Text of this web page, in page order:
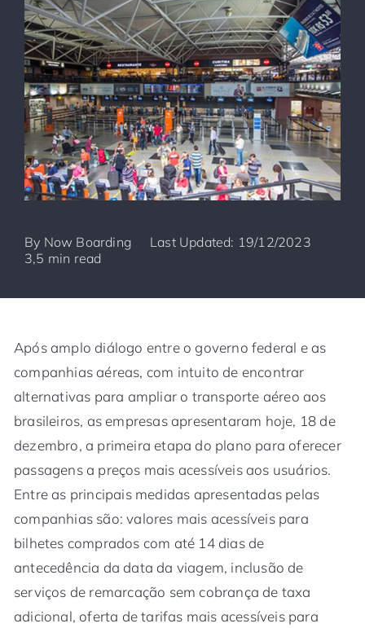
By Now Boarding
Last Updated: 19/12/2023
3,5 min read
Após amplo diálogo entre o governo federal e as
companhias aéreas, com intuito de encontrar
alternativas para ampliar o transporte aéreo aos
brasileiros, as empresas apresentaram hoje, 18 de
dezembro, a primeira etapa do plano para oferecer
passagens a preços mais acessíveis aos usuários.
Entre as principais medidas apresentadas pelas
companhias são: valores mais acessíveis para
bilhetes comprados com até 14 dias de
antecedência da data da viagem, inclusão de
serviços de remarcação sem cobrança de taxa
adicional, oferta de tarifas mais acessíveis para